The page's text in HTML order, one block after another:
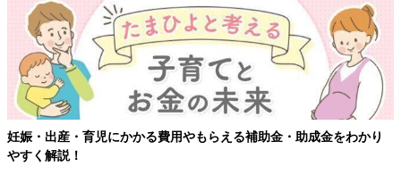
妊娠・出産・育児にかかる費用やもらえる補助金・助成金をわかり
やすく解説！